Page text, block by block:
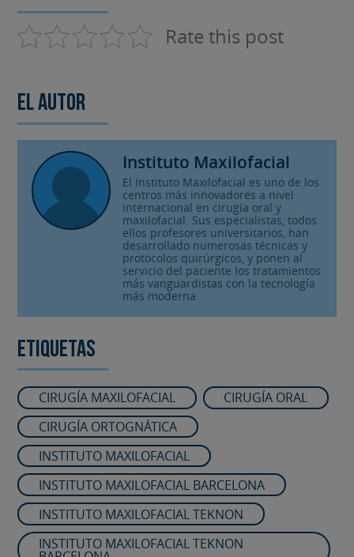
Rate this post
El autor
Instituto Maxilofacial
El Instituto Maxilofacial es uno de los
centros más innovadores a nivel
internacional en cirugía oral y
maxilofacial. Sus especialistas, todos
ellos profesores universitarios, han
desarrollado numerosas técnicas y
protocolos quirúrgicos, y ponen al
servicio del paciente los tratamientos
más vanguardistas con la tecnología
más moderna.
Etiquetas
CIRUGÍA MAXILOFACIAL
CIRUGÍA ORAL
CIRUGÍA ORTOGNÁTICA
INSTITUTO MAXILOFACIAL
INSTITUTO MAXILOFACIAL BARCELONA
INSTITUTO MAXILOFACIAL TEKNON
INSTITUTO MAXILOFACIAL TEKNON